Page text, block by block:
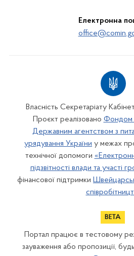
Електронна
Власність Секретаріату
Проєкт реалізовано Фондом
Державним агентством з
урядування України у межах
технічної допомоги
підзвітності влади та участі
фінансової підтримки
Портал працює в тестовому
зауваження або пропозиції,